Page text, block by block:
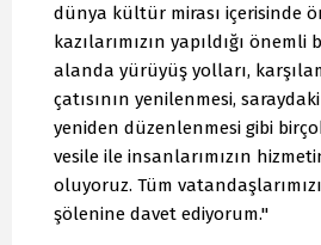
dünya kültür mirası içerisinde
kazılarımızın yapıldığı önemli
alanda yürüyüş yolları,
çatısının yenilenmesi,
yeniden düzenlenmesi gibi
vesile ile insanlarımızın
oluyoruz. Tüm
şölenine davet ediyorum."